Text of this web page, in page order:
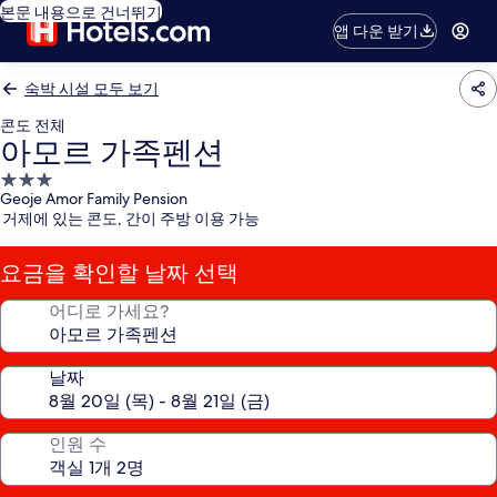
본문 내용으로 건너뛰기
앱 다운 받기
숙박 시설 모두 보기
콘도 전체
아모르 가족펜션
3.0
성
급
숙
박
시
Geoje Amor Family Pension
거제에 있는 콘도, 간이 주방 이용 가능
요금을 확인할 날짜 선택
어디로 가세요?
날짜
인원 수